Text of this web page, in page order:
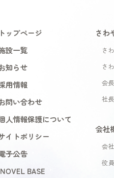
トップページ
設一覧
知らせ
用情報
問い合わせ
人情報保護について
イトポリシー
子公告
BASE
さわ
さ
さ
会
社
会社
会
役